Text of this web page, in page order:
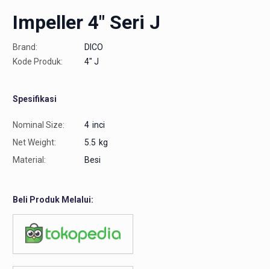
Impeller 4″ Seri J
Brand:
DICO
Kode Produk:
4" J
Spesifikasi
Nominal Size: 4 inci
Net Weight:
5.5 kg
Material:
Besi
Beli Produk Melalui: